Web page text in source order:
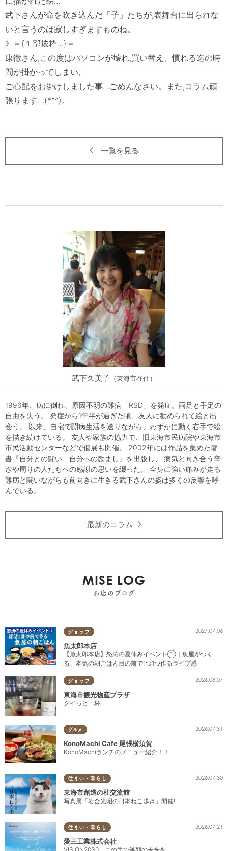
武下さんが命を吹き込んだ「子」たちが,表舞台に出られな
いと言うのは寂しすぎますものね。
》＝{１部抜粋…}＝
康徹さん,この度はパソコンが壊れ,買い替え、慣れる迄の時
間が掛かってしまい,
ご心配をお掛けしました事…ごめんなさい。また,コラム頑
張ります…(*^^)。
一覧を見る
武下久美子 東海市在住
1996年、病に倒れ、原因不明の難病「RSD」を発症。両足と手足の
自由を失う。 発症から1年半が過ぎた頃、友人に勧められて絵と出
会う。 以来、自宅で闘病生活を送りながら、わずかに動く右手で絵
を描き続けている。 友人や家族の協力で、旧東海市民病院や東海市
市民活動センターなどで個展も開催。 2002年には作品を集めた著
書『自分との闘い 自分への励まし』を出版し、 病気と向き合う辛
さや周りの人たちへの感謝の思いを綴った。 全身に強い痛みが走る
難病と闘いながらも前向きに生きる武下さんの姿は多くの反響を呼
んでいる。
最新のコラム
MISE LOG
お店のブログ
ショップ 2027.07.06
魚太郎本店
【魚太郎本店】怒涛の夏休みイベント①｜魚屋がつく
る、本気の朝ごはん目の前で1つ1つ作るライブ感
ショップ 2026.08.07
東海市観光物産プラザ
グイっと一杯
グルメ 2026.07.31
KonoMachi Cafe 尾張横須賀
KonoMachiランチのメニュー紹介！！
住まい・暮らし 2026.07.30
東海市創造の杜交流館
写真展「岩合光昭の日本ねこ歩き」開催!
住まい・暮らし 2026.07.21
愛三工業株式会社